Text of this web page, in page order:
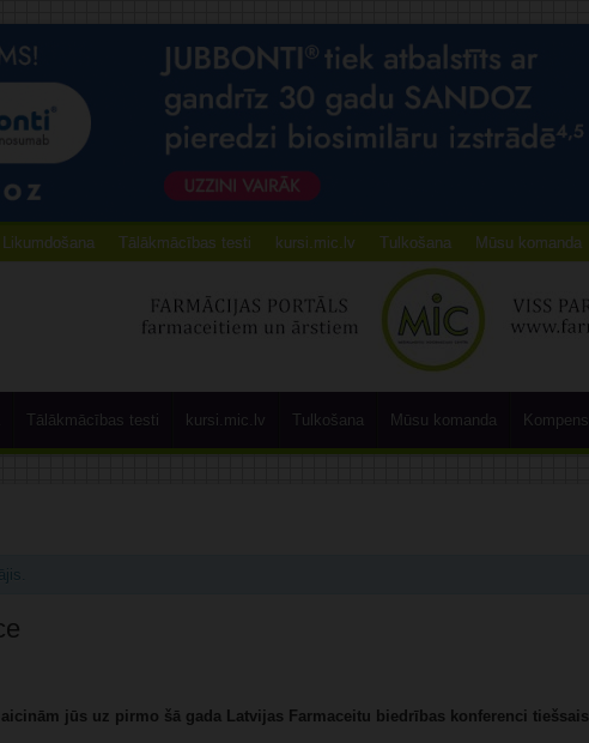
Tālākmācības testi kursi.mic.lv Tulkošana Mūsu komanda
Tālākmācības testi kursi.mic.lv Tulkošana Mūsu komanda
jūs uz pirmo šā gada Latvijas Farmaceitu biedrības konferenci